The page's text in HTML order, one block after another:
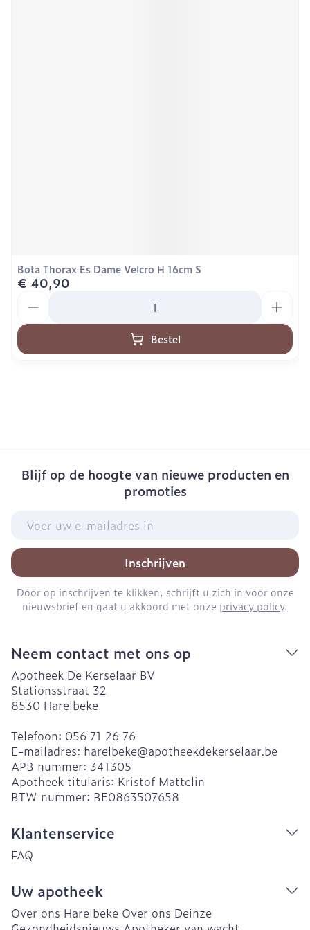
Bota Thorax Es Dame Velcro H 16cm S
€ 40,90
Bestel
Blijf op de hoogte van nieuwe producten en
promoties
Inschrijven
Door op inschrijven te klikken, schrijft u zich in voor onze
nieuwsbrief en gaat u akkoord met onze privacy policy.
Neem contact met ons op
Apotheek De Kerselaar BV
Stationsstraat 32
8530 Harelbeke
Telefoon: 056 71 26 76
E-mailadres: harelbeke@apotheekdekerselaar.be
APB nummer: 341305
Apotheek titularis: Kristof Mattelin
BTW nummer: BE0863507658
Klantenservice
FAQ
Uw apotheek
Over ons Harelbeke Over ons Deinze